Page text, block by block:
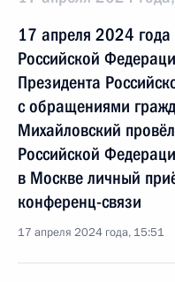
17 апреля 2024
Российской
Президента
с обращениями
Михайловский
Российской
в Москве личный
конференц-связи
17 апреля 2024 года, 15:51